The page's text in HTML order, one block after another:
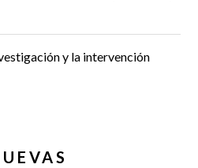
y la intervención